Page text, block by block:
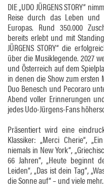
DIE „UDO JÜRGENS STORY“
Reise durch das Leben
Europas. Rund 350.000
bereits erlebt und mit
JÜRGENS STORY“ die
über die Musiklegende. 2027
und Österreich auf dem
in denen die Show zum ersten
Duo Benesch und Pecoraro
Abend voller Erinnerungen
jedes Udo-Jürgens-Fans
Präsentiert wird eine
Klassiker: „Merci Cherie“,
niemals in New York“,
66 Jahren“, „Heute beginnt
Leiden“, „Das ist dein Tag“,
die Sonne auf“ – und viele